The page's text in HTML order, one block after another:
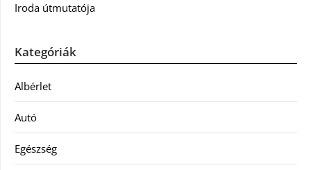
Iroda útmutatója
Kategóriák
Albérlet
Autó
Egészség